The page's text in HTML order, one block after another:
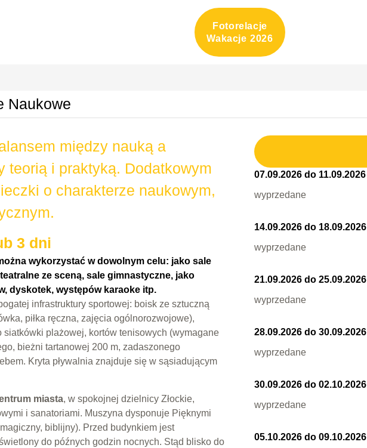
Fotorelacje
Wakacje 2026
Naukowe
między nauką a
teorią i praktyką. Dodatkowym
o charakterze naukowym,
3 dni
wykorzystać w dowolnym celu: jako sale
ze sceną, sale gimnastyczne, jako
dyskotek, występów karaoke itp.
infrastruktury sportowej: boisk ze sztuczną
piłka ręczna, zajęcia ogólnorozwojowe),
siatkówki plażowej, kortów tenisowych (wymagane
bieżni tartanowej 200 m, zadaszonego
Kryta pływalnia znajduje się w sąsiadującym
miasta, w spokojnej dzielnicy Złockie,
i sanatoriami. Muszyna dysponuje Pięknymi
biblijny). Przed budynkiem jest
do późnych godzin nocnych. Stąd blisko do
07.09.2026 do 11.09.2026
wyprzedane
14.09.2026 do 18.09.2026
wyprzedane
21.09.2026 do 25.09.2026
wyprzedane
28.09.2026 do 30.09.2026
wyprzedane
30.09.2026 do 02.10.2026
wyprzedane
05.10.2026 do 09.10.2026